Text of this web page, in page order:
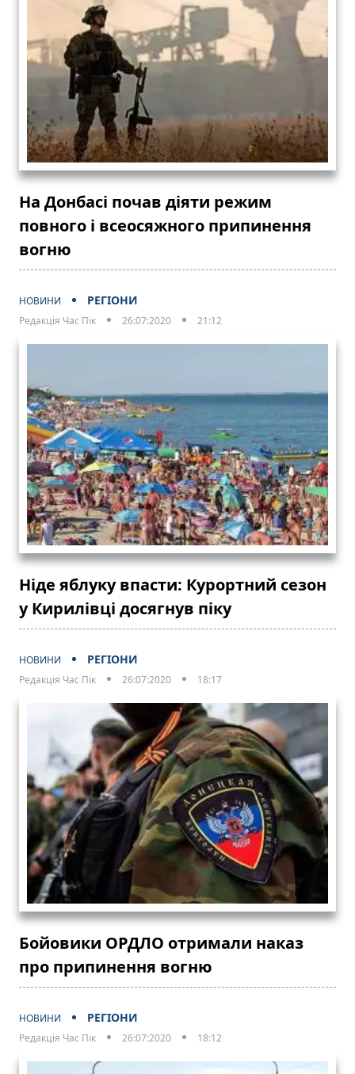
На Донбасі почав діяти режим
повного і всеосяжного припинення
вогню
НОВИНИ РЕГІОНИ
Редакція Час Пік 26:07:2020 21:12
Ніде яблуку впасти: Курортний сезон
у Кирилівці досягнув піку
НОВИНИ РЕГІОНИ
Редакція Час Пік 26:07:2020 18:17
Бойовики ОРДЛО отримали наказ
про припинення вогню
НОВИНИ РЕГІОНИ
Редакція Час Пік 26:07:2020 18:12